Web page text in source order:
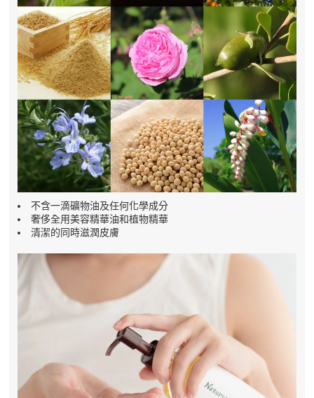
不含一滴礦物油及任何化學成分
奢侈全用美容精華油和植物精華
清潔的同時滋潤皮膚